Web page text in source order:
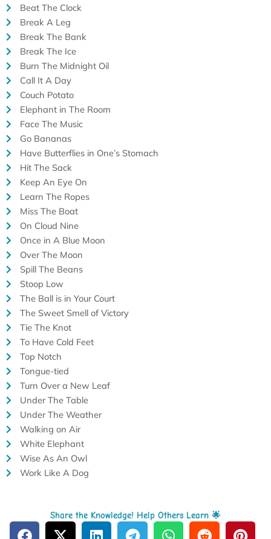
Beat The Clock
Break A Leg
Break The Bank
Break The Ice
Burn The Midnight Oil
Call It A Day
Couch Potato
Elephant in The Room
Face The Music
Go Bananas
Have Butterflies in One’s Stomach
Hit The Sack
Keep An Eye On
Learn The Ropes
Miss The Boat
On Cloud Nine
Once in A Blue Moon
Over The Moon
Spill The Beans
Stoop Low
The Ball is in Your Court
The Sweet Smell of Victory
Tie The Knot
To Have Cold Feet
Top Notch
Tongue-tied
Turn Over a New Leaf
Under The Table
Under The Weather
Walking on Air
White Elephant
Wise As An Owl
Work Like A Dog
Share the Knowledge! Help Others Learn 🌟